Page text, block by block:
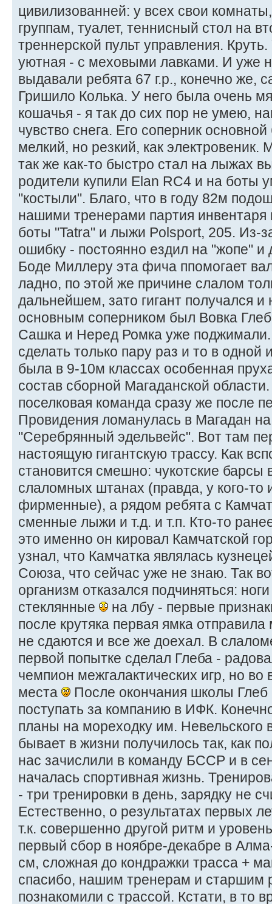
цивилизованней: у всех свои
группам, туалет, теннисный стол на
треннерской пульт управления.
уютная - с меховыми лавками. И уже
выдавали ребята 67 г.р., конечно
Гришило Колька. У него была очень
кошачья - я так до сих пор не умею,
чувство снега. Его соперник
мелкий, но резкий, как
так же как-то быстро стал на лыжах
родители купили Elan RC4 и на боты
"костыли". Благо, что в году 82м
нашими тренерами партия инвентаря
боты "Tatra" и лыжи Polsport, 205. Из-
ошибку - постоянно ездил на "жопе" и
Боде Миллеру эта фича ппомогает
ладно, по этой же причине слалом
дальнейшем, зато гигант получался
основным соперником был Вовка
Сашка и Неред Ромка уже
сделать только пару раз и то в одной
была в 9-10м классах особенная
состав сборной Магаданской
поселковая команда сразу же после
Провидения ломанулась в Магадан
"Серебрянный эдельвейс". Вот там
настоящую гигантскую трассу. Как
становится смешно: чукотские барсы
слаломных штанах (правда, у кого-то
фирменные), а рядом ребята с
сменные лыжи и т.д. и т.п. Кто-то
это именно он кировал Камчатской
узнал, что Камчатка являлась
Союза, что сейчас уже не знаю. Так
организм отказался подчиняться:
стеклянные
на лбу - первые
после крутяка первая ямка
не сдаются и все же доехал. В
первой попытке сделал Глеба -
чемпион межгалактических игр, но во
места
После окончания школы
поступать за компанию в ИФК.
планы на мореходку им. Невельского
бывает в жизни получилось так, как
нас зачислили в команду БССР и в
началась спортивная жизнь.
- три тренировки в день, зарядку не
Естественно, о результатах первых
т.к. совершенно другой ритм и
первый сбор в ноябре-декабре в
см, сложная до кондражки трасса +
спасибо, нашим тренерам и старшим
познакомили с трассой. Кстати, в то